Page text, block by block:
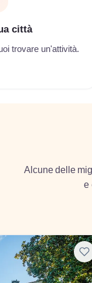
città
trovare un'attività.
Alcune delle
e